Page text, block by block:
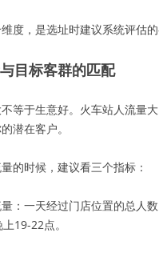
度，是选址时建议系统评估的
目标客群的匹配
等于生意好。火车站人流量
潜在客户。
的时候，建议看三个指标：
：一天经过门店位置的总人
19-22点。